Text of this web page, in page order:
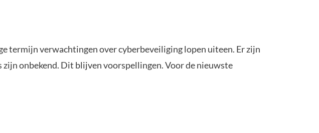
termijn verwachtingen over cyberbeveiliging lopen uiteen. Er zijn
onbekend. Dit blijven voorspellingen. Voor de nieuwste